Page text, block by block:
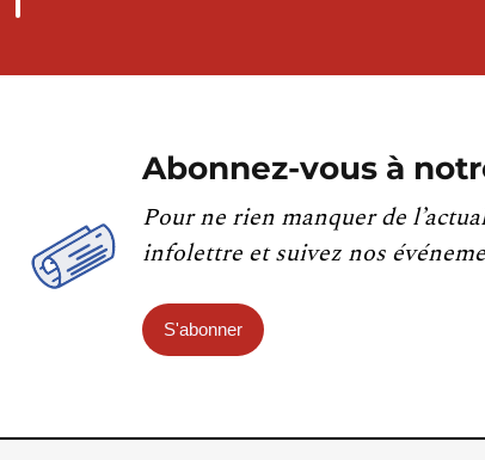
Abonnez-vous à
Pour ne rien manquer de
infolettre et suivez nos
S'abonner